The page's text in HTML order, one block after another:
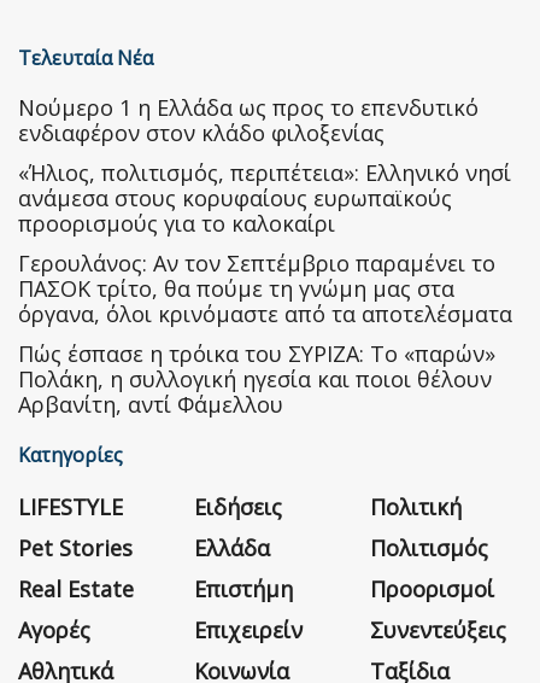
Τελευταία Νέα
Nούμερο 1 η Ελλάδα ως προς το επενδυτικό
ενδιαφέρον στον κλάδο φιλοξενίας
«Ήλιος, πολιτισμός, περιπέτεια»: Ελληνικό νησί
ανάμεσα στους κορυφαίους ευρωπαϊκούς
προορισμούς για το καλοκαίρι
Γερουλάνος: Αν τον Σεπτέμβριο παραμένει το
ΠΑΣΟΚ τρίτο, θα πούμε τη γνώμη μας στα
όργανα, όλοι κρινόμαστε από τα αποτελέσματα
Πώς έσπασε η τρόικα του ΣΥΡΙΖΑ: Το «παρών»
Πολάκη, η συλλογική ηγεσία και ποιοι θέλουν
Αρβανίτη, αντί Φάμελλου
Κατηγορίες
LIFESTYLE
Pet Stories
Real Estate
Αγορές
Αθλητικά
Ειδήσεις
Ελλάδα
Επιστήμη
Επιχειρείν
Κοινωνία
Πολιτική
Πολιτισμός
Προορισμοί
Συνεντεύξεις
Ταξίδια